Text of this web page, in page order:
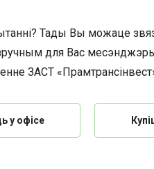
Тады Вы можаце
для Вас
ЗАСТ
у офісе